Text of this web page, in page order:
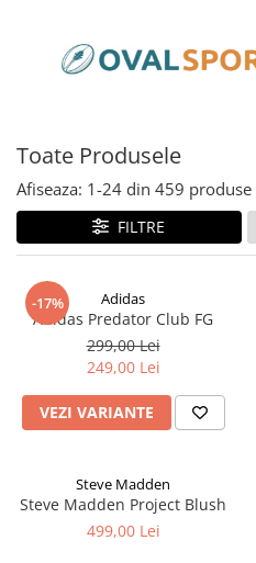
Femei
Incaltaminte
Barbati
Incaltaminte
Toate Produsele
Afiseaza: 1-24 din 459 produse
FILTRE
-17% Adidas
Adidas Predator Club FG
299,00 Lei
249,00 Lei
VEZI VARIANTE
Steve Madden
Steve Madden Project Blush
499,00 Lei